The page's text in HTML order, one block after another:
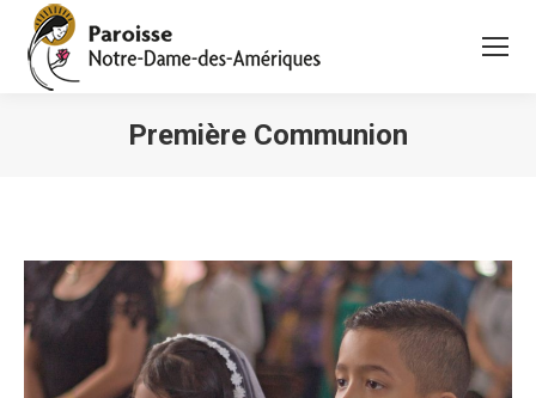
Première Communion